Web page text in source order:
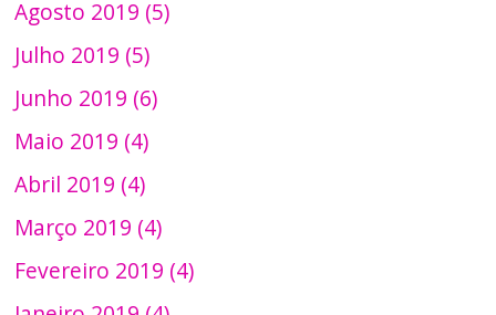
Agosto 2019 (5)
Julho 2019 (5)
Junho 2019 (6)
Maio 2019 (4)
Abril 2019 (4)
Março 2019 (4)
Fevereiro 2019 (4)